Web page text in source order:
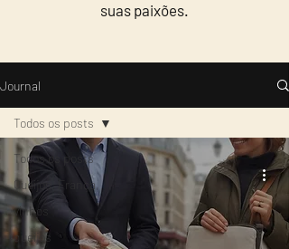
suas paixões.
Journal
Todos os posts
Queijos, França,
vinhos
queijos
Todos os posts